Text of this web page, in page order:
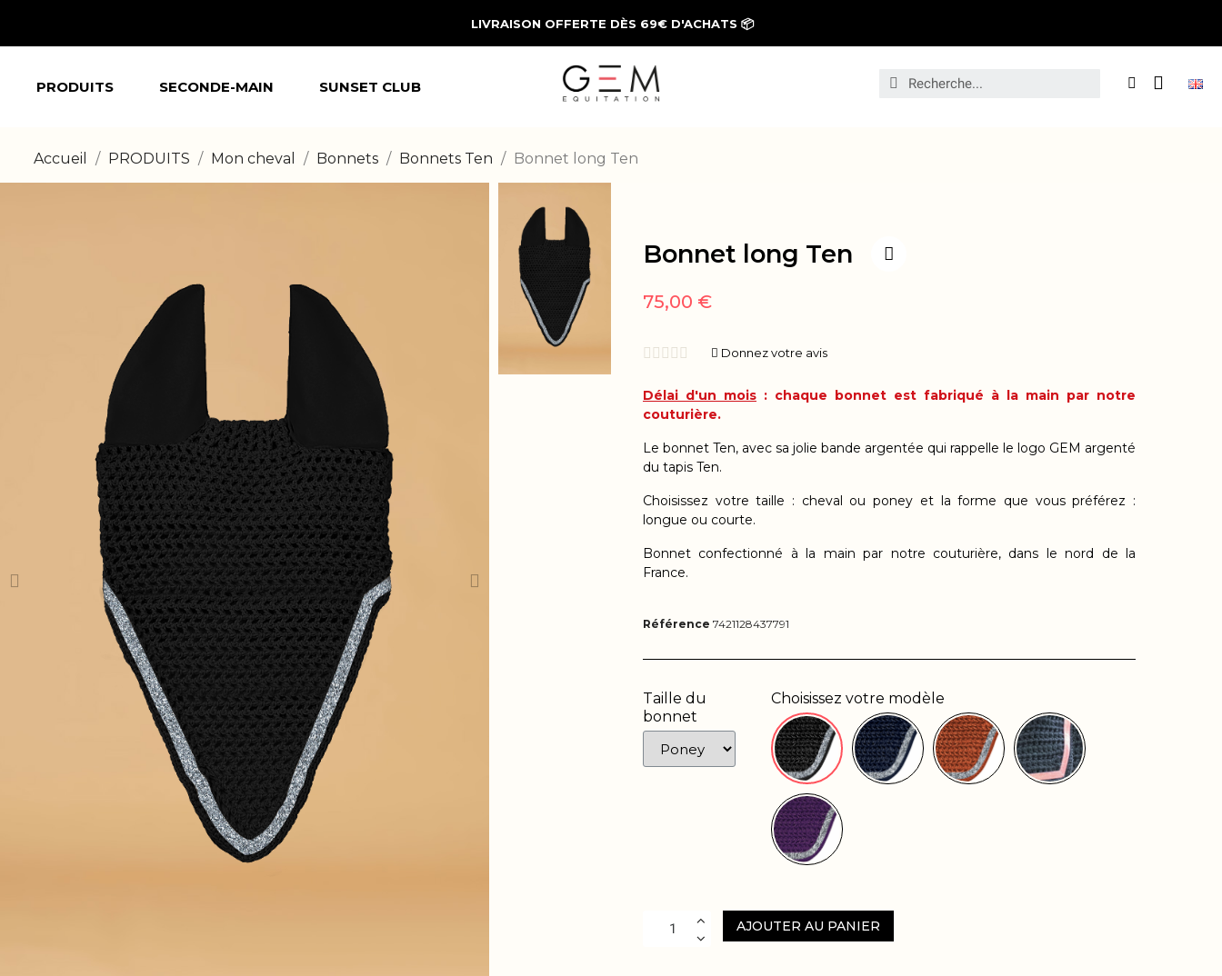
LIVRAISON OFFERTE DÈS 69€ D'ACHATS 📦
PRODUITS SECONDE-MAIN SUNSET CLUB
Accueil PRODUITS Mon cheval Bonnets Bonnets Ten Bonnet long Ten
Bonnet long Ten
75,00 €
     Donnez votre avis
Délai d'un mois : chaque bonnet est fabriqué à la main par notre
couturière.
Le bonnet Ten, avec sa jolie bande argentée qui rappelle le logo GEM argenté
du tapis Ten.
Choisissez votre taille : cheval ou poney et la forme que vous préférez :
longue ou courte.
Bonnet confectionné à la main par notre couturière, dans le nord de la
France.
Référence 7421128437791
Taille du
bonnet
Choisissez votre modèle
AJOUTER AU PANIER